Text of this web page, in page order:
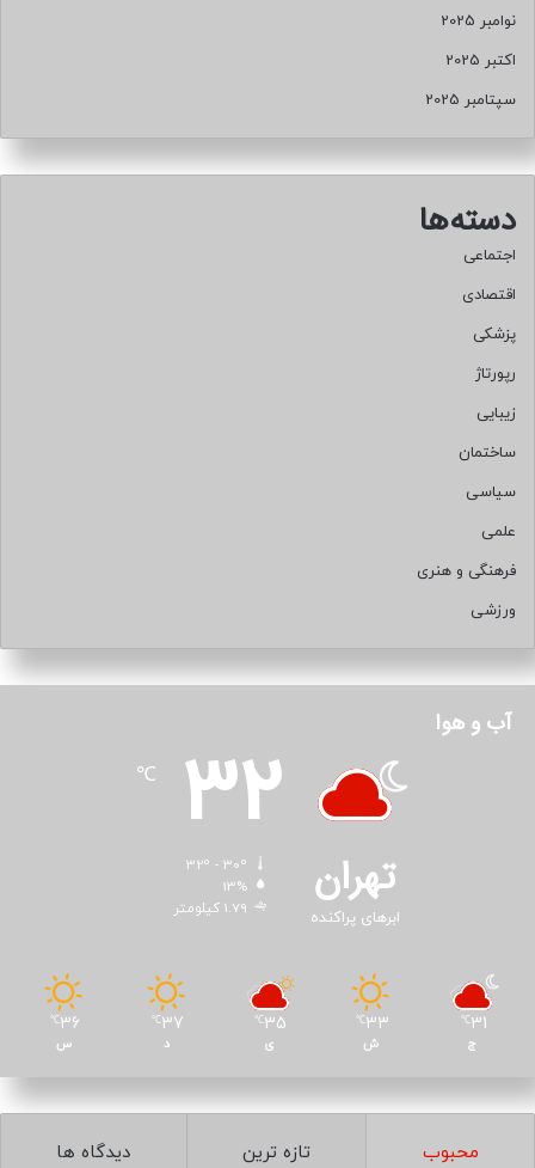
نوامبر 2025
اکتبر 2025
سپتامبر 2025
دسته‌ها
اجتماعی
اقتصادی
پزشکی
رپورتاژ
زیبایی
ساختمان
سیاسی
علمی
فرهنگی و هنری
ورزشی
آب و هوا
تهران
ابرهای پراکنده
32
℃
13%
1.79 کیلومتر
31
℃
ج
33
℃
ش
35
℃
ی
37
℃
د
36
℃
س
محبوب تازه ترین دیدگاه ها